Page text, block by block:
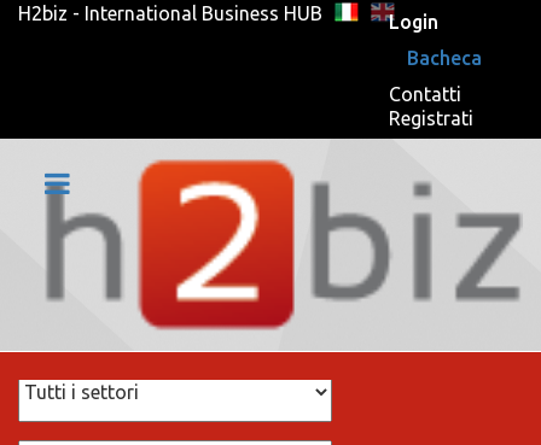
H2biz - International Business HUB
Login
Bacheca
Contatti
Registrati